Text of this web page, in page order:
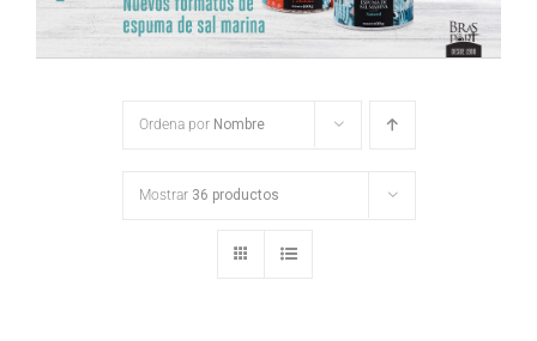
Ordena por Nombre
Mostrar 36 productos